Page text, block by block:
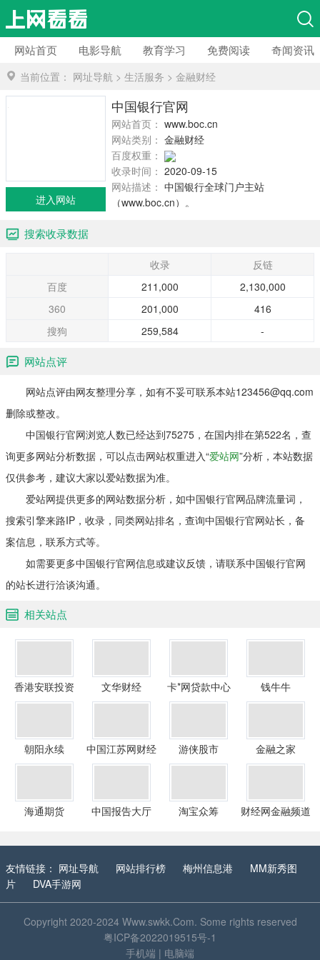
网站首页 电影导航 教育学习 免费阅读 奇闻资讯
当前位置： 网址导航 > 生活服务 > 金融财经
中国银行官网
网站首页： www.boc.cn
网站类别： 金融财经
百度权重：
收录时间： 2020-09-15
网站描述： 中国银行全球门户主站
（www.boc.cn）。
进入网站
搜索收录数据
收录
反链
百度
211,000
2,130,000
360
201,000
416
搜狗
259,584 -
网站点评
网站点评由网友整理分享，如有不妥可联系本站123456@qq.com
删除或整改。
中国银行官网浏览人数已经达到75275，在国内排在第522名，查
询更多网站分析数据，可以点击网站权重进入“爱站网”分析，本站数据
仅供参考，建议大家以爱站数据为准。
爱站网提供更多的网站数据分析，如中国银行官网品牌流量词，
搜索引擎来路IP，收录，同类网站排名，查询中国银行官网站长，备
案信息，联系方式等。
如需要更多中国银行官网信息或建议反馈，请联系中国银行官网
的站长进行洽谈沟通。
相关站点
香港安联投资 文华财经 卡*网贷款中心 钱牛牛
朝阳永续
中国江苏网财经
频道
游侠股市 金融之家
海通期货 中国报告大厅 淘宝众筹 财经网金融频道
友情链接： 网址导航 网站排行榜 梅州信息港
MM新秀图
片
DVA手游网
Copyright 2020-2024 Www.swkk.Com. Some rights reserved
粤ICP备2022019515号-1
手机端 | 电脑端